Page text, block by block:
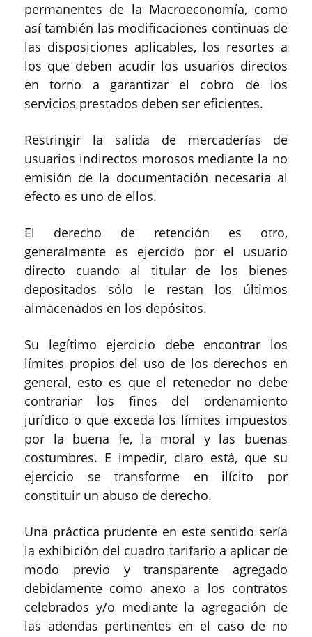
permanentes de la Macroeconomía, como
así también las modificaciones continuas de
las disposiciones aplicables, los resortes a
los que deben acudir los usuarios directos
en torno a garantizar el cobro de los
servicios prestados deben ser eficientes.
Restringir la salida de mercaderías de
usuarios indirectos morosos mediante la no
emisión de la documentación necesaria al
efecto es uno de ellos.
El derecho de retención es otro,
generalmente es ejercido por el usuario
directo cuando al titular de los bienes
depositados sólo le restan los últimos
almacenados en los depósitos.
Su legítimo ejercicio debe encontrar los
límites propios del uso de los derechos en
general, esto es que el retenedor no debe
contrariar los fines del ordenamiento
jurídico o que exceda los límites impuestos
por la buena fe, la moral y las buenas
costumbres. E impedir, claro está, que su
ejercicio se transforme en ilícito por
constituir un abuso de derecho.
Una práctica prudente en este sentido sería
la exhibición del cuadro tarifario a aplicar de
modo previo y transparente agregado
debidamente como anexo a los contratos
celebrados y/o mediante la agregación de
las adendas pertinentes en el caso de no